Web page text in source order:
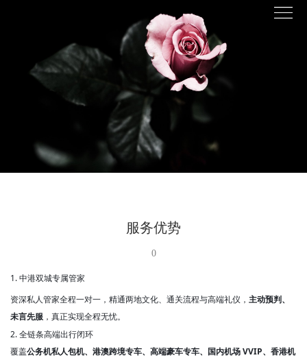
服务优势
0
1. 中港双城专属管家
资深私人管家全程一对一，精通两地文化、通关流程与高端礼仪， 主动预判、
未言先服 ，真正实现全程无忧。
2. 全链条高端出行闭环
覆盖公务机私人包机、港澳跨境专车、高端豪车专车、国内机场 VVIP、香港机